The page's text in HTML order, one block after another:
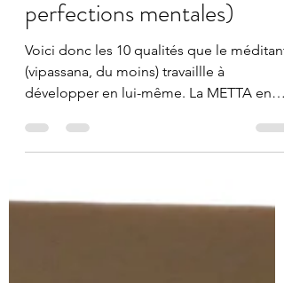
Les 10 Paramis (ou
perfections mentales)
Voici donc les 10 qualités que le méditant
développer en lui-même. La METTA en
est une, raison pour...